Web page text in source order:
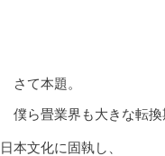
さて本題。
僕ら畳業界も大きな転換
日本文化に固執し、